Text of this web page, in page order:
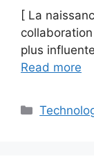
[ La
plus
Read more